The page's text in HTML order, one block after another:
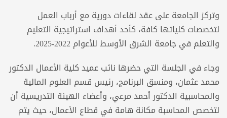
وتركز الجامعة على عقد لقاءات دورية مع أرباب العمل
لتخصصات كلياتها كافة، كأحد أهداف استراتيجية التعليم
والتعلم في جامعة الشرق الأوسط للأعوام 2022-2025.
وجاء في الجلسة التي حضرها نائب عميد كلية الأعمال الدكتور
محمد عثمان، ومنسق البرنامج، رئيس قسم العلوم المالية
والمحاسبية الدكتور أحمد مرعي، وأعضاء الهيئة التدريسية أن
لتخصص المحاسبة مكانة هامة في قطاع الأعمال، حيث يتم